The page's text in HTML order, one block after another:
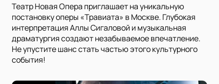
Театр Новая Опера приглашает на уникальную
постановку оперы «Травиата» в Москве. Глубокая
интерпретация Аллы Сигаловой и музыкальная
драматургия создают незабываемое впечатление.
Не упустите шанс стать частью этого культурного
события!